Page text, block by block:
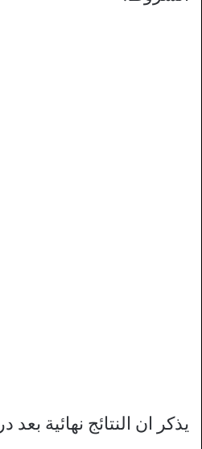
يذكر ان النتائج نهائية